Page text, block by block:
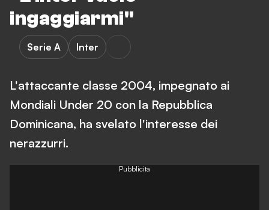
ingaggiarmi"
Serie A Inter
L'attaccante classe 2004, impegnato ai
Mondiali Under 20 con la Repubblica
Dominicana, ha svelato l'interesse dei
nerazzurri.
Pubblicità